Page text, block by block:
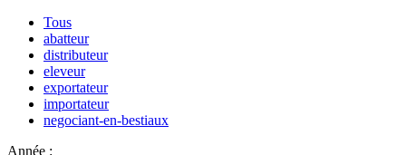
Tous
abatteur
distributeur
eleveur
exportateur
importateur
negociant-en-bestiaux
Année :